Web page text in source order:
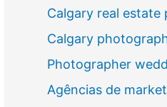
Calgary real
Calgary
Photographer
Agências de